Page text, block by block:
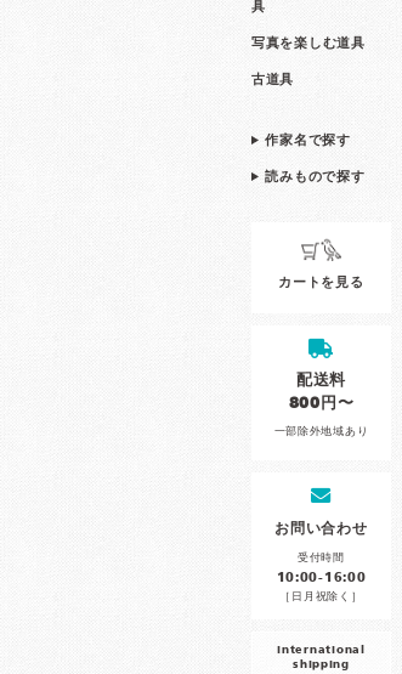
具
写真を楽しむ道具
古道具
作家名で探す
読みもので探す
カートを見る
配送料
800円〜
一部除外地域あり
お問い合わせ
受付時間
10:00-16:00
［日月祝除く］
international
shipping